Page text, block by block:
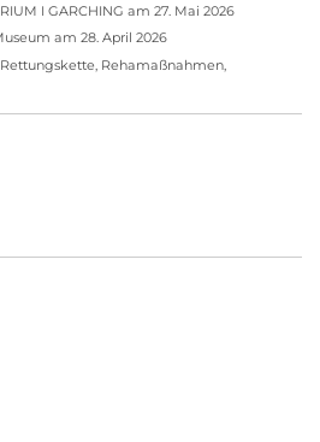
I GARCHING am 27. Mai 2026
am 28. April 2026
Rehamaßnahmen,